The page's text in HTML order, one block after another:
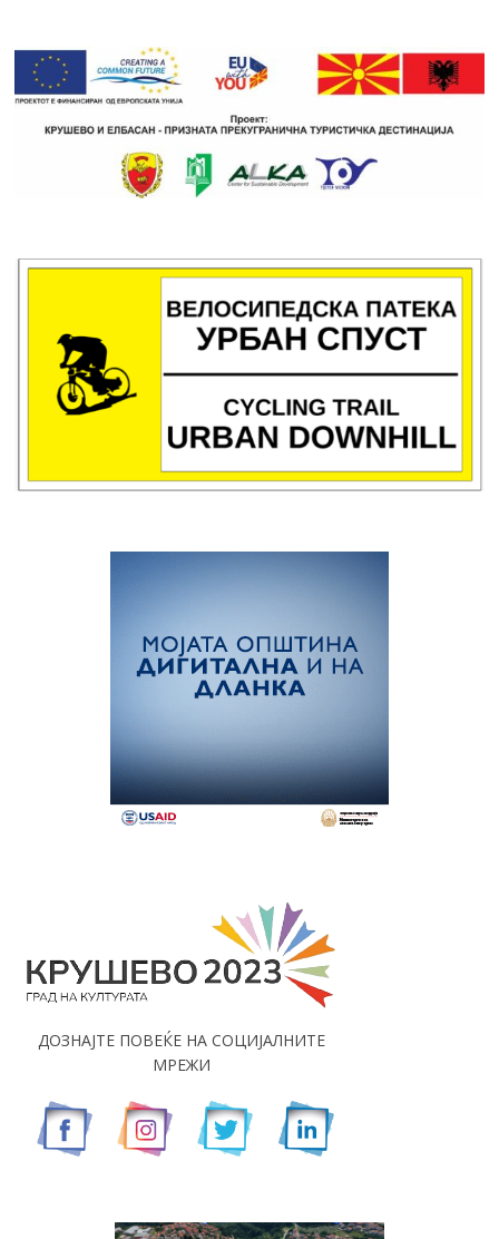
ДОЗНАЈТЕ ПОВЕЌЕ НА СОЦИЈАЛНИТЕ
МРЕЖИ